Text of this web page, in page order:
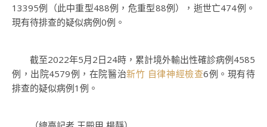
13395例（此中重型488例，危重型88例），逝世亡474例。
現有待排查的疑似病例0例。
截至2022年5月2日24時，累計境外輸出性確診病例4585
例，出院4579例，在院醫治新竹 自律神經檢查6例。現有待
排查的疑似病例1例。